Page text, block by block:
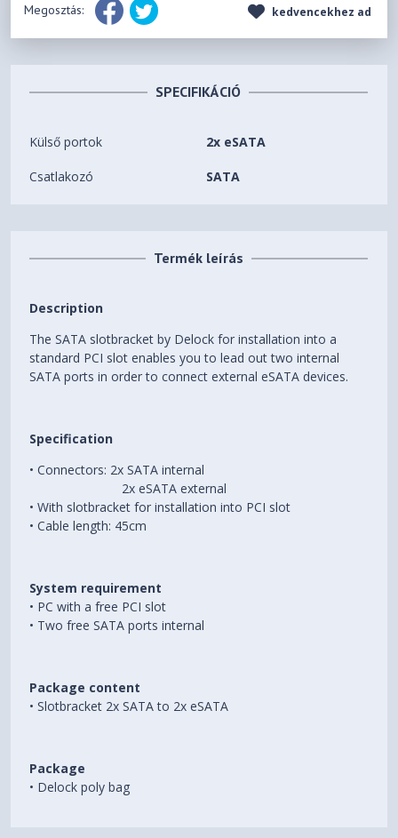
Megosztás: kedvencekhez ad
SPECIFIKÁCIÓ
Külső portok 2x eSATA
Csatlakozó SATA
Termék leírás
Description
The SATA slotbracket by Delock for installation into a
standard PCI slot enables you to lead out two internal
SATA ports in order to connect external eSATA devices.
Specification
• Connectors: 2x SATA internal
2x eSATA external
• With slotbracket for installation into PCI slot
• Cable length: 45cm
System requirement
• PC with a free PCI slot
• Two free SATA ports internal
Package content
• Slotbracket 2x SATA to 2x eSATA
Package
• Delock poly bag